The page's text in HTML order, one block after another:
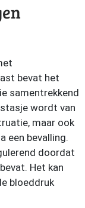
bevat het
samentrekkend
wordt van
maar ook
een bevalling.
doordat
Het kan
bloeddruk